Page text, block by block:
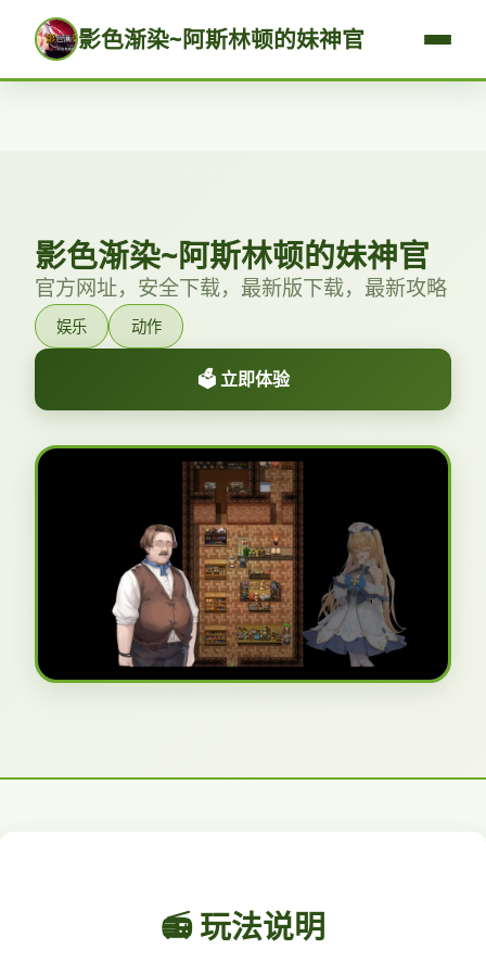
影色渐染~阿斯林顿的妹神官
影色渐染~阿斯林顿的妹神官
官方网址，安全下载，最新版下载，最新攻略
娱乐 动作
🗳️ 立即体验
📻 玩法说明